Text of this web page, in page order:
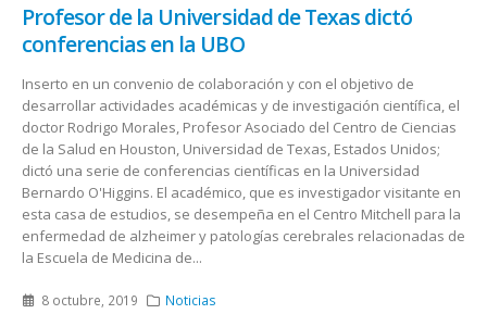
Profesor de la Universidad de Texas dictó
conferencias en la UBO
Inserto en un convenio de colaboración y con el objetivo de
desarrollar actividades académicas y de investigación científica, el
doctor Rodrigo Morales, Profesor Asociado del Centro de Ciencias
de la Salud en Houston, Universidad de Texas, Estados Unidos;
dictó una serie de conferencias científicas en la Universidad
Bernardo O'Higgins. El académico, que es investigador visitante en
esta casa de estudios, se desempeña en el Centro Mitchell para la
enfermedad de alzheimer y patologías cerebrales relacionadas de
la Escuela de Medicina de...
8 octubre, 2019 Noticias